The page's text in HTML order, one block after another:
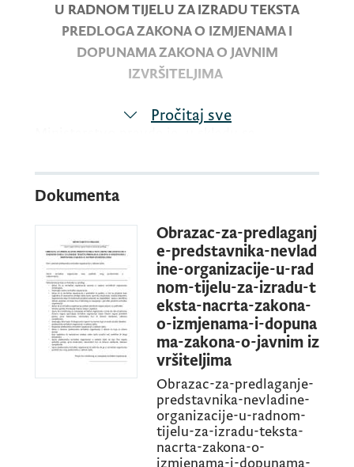
U RADNOM TIJELU ZA IZRADU TEKSTA
PREDLOGA ZAKONA O IZMJENAMA I
DOPUNAMA ZAKONA O JAVNIM
IZVRŠITELJIMA
sprovođenje Strategije reforme pravosuđa
2024-2027, za period 2024-2025. godine,
zakona o izmjenama i dopunama Zakona o
javnim izvršiteljima.
U cilju početka realizacije navedene
aktivnosti, u toku je procedura formiranja
Radne grupe za izradu Predloga zakona o
izmjenama i dopunama Zakona o javnim
Pročitaj sve
Dokumenta
Obrazac-za-predlaganj
e-predstavnika-nevlad
ine-organizacije-u-rad
nom-tijelu-za-izradu-t
eksta-nacrta-zakona-
o-izmjenama-i-dopuna
ma-zakona-o-javnim iz
vršiteljima
Obrazac-za-predlaganje-
predstavnika-nevladine-
organizacije-u-radnom-
tijelu-za-izradu-teksta-
nacrta-zakona-o-
izmjenama-i-dopunama-